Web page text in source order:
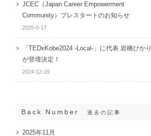
JCEC（Japan Career Empowerment
Community）プレスタートのお知らせ
2025-5-17
「TEDxKobe2024 -Local-」に代表 岩橋ひかり
が登壇決定！
2024-12-19
Back Number 過去の記事
2025年11月